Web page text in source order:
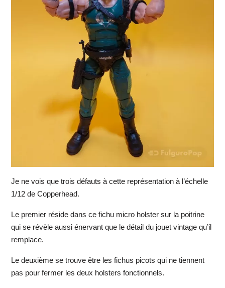
Je ne vois que trois défauts à cette représentation à l’échelle
1/12 de Copperhead.
Le premier réside dans ce fichu micro holster sur la poitrine
qui se révèle aussi énervant que le détail du jouet vintage qu’il
remplace.
Le deuxième se trouve être les fichus picots qui ne tiennent
pas pour fermer les deux holsters fonctionnels.